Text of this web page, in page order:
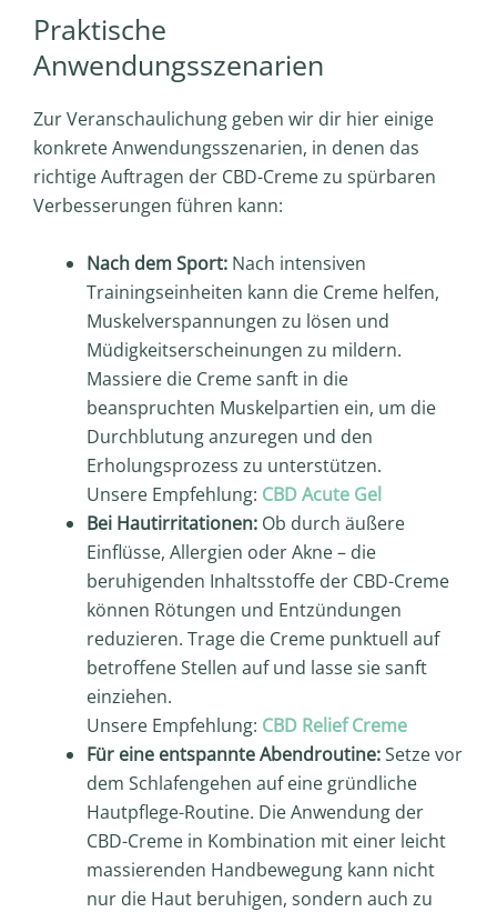
Praktische
Anwendungsszenarien
Zur Veranschaulichung geben wir dir hier einige
konkrete Anwendungsszenarien, in denen das
richtige Auftragen der CBD-Creme zu spürbaren
Verbesserungen führen kann:
Nach dem Sport: Nach intensiven
Trainingseinheiten kann die Creme helfen,
Muskelverspannungen zu lösen und
Müdigkeitserscheinungen zu mildern.
Massiere die Creme sanft in die
beanspruchten Muskelpartien ein, um die
Durchblutung anzuregen und den
Erholungsprozess zu unterstützen.
Unsere Empfehlung: CBD Acute Gel
Bei Hautirritationen: Ob durch äußere
Einflüsse, Allergien oder Akne – die
beruhigenden Inhaltsstoffe der CBD-Creme
können Rötungen und Entzündungen
reduzieren. Trage die Creme punktuell auf
betroffene Stellen auf und lasse sie sanft
einziehen.
Unsere Empfehlung: CBD Relief Creme
Für eine entspannte Abendroutine:Setze vor
dem Schlafengehen auf eine gründliche
Hautpflege-Routine. Die Anwendung der
CBD-Creme in Kombination mit einer leicht
massierenden Handbewegung kann nicht
nur die Haut beruhigen, sondern auch zu